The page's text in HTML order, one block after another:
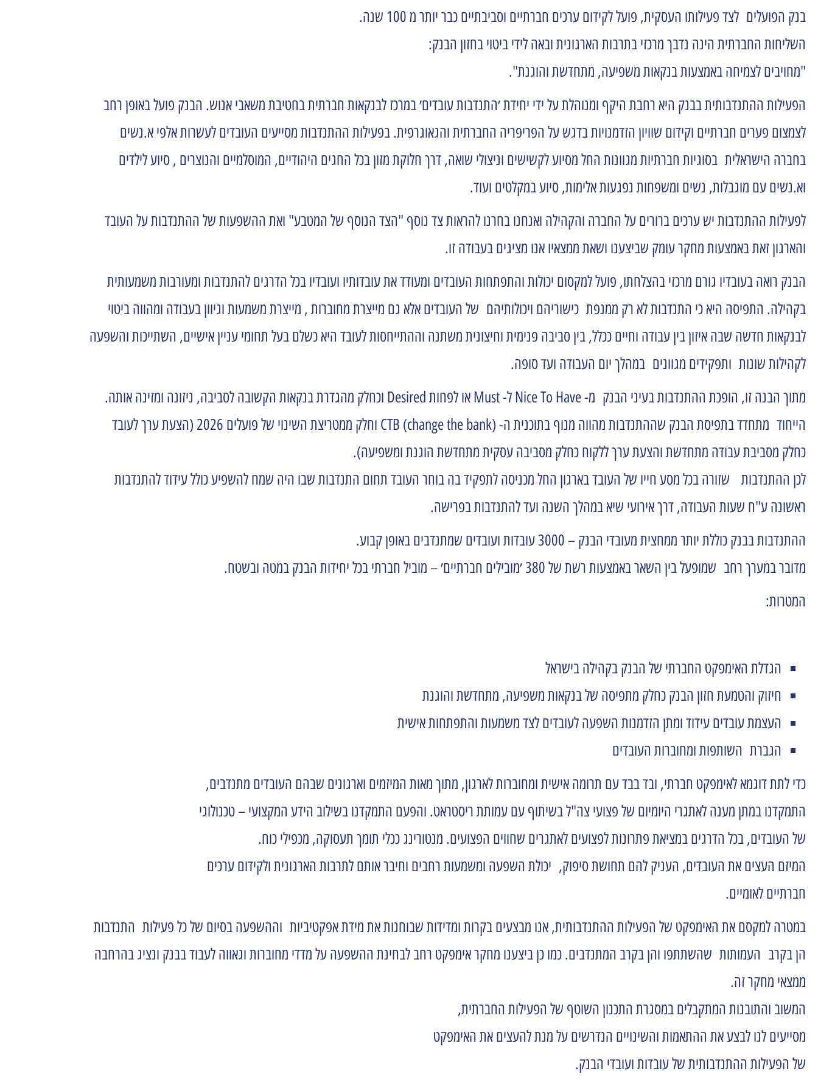
בנק הפועלים לצד פעילותו העסקית, פועל לקידום ערכים חברתיים וסביבתיים כבר יותר מ 100 שנה.
השליחות החברתית הינה נדבך מרכזי בתרבות הארגונית ובאה לידי ביטוי בחזון הבנק:
"מחויבים לצמיחה באמצעות בנקאות משפיעה, מתחדשת והוגנת".
הפעילות ההתנדבותית בבנק היא רחבת היקף ומנוהלת על ידי יחידת ׳התנדבות עובדים׳ במרכז לבנקאות חברתית בחטיבת משאבי אנוש. הבנק פועל באופן רחב
לצמצום פערים חברתיים וקידום שוויון הזדמנויות בדגש על הפריפריה החברתית והגאוגרפית. בפעילות ההתנדבות מסייעים העובדים לעשרות אלפי א.נשים
בחברה הישראלית בסוגיות חברתיות מגוונות החל מסיוע לקשישים וניצולי שואה, דרך חלוקת מזון בכל החגים היהודיים, המוסלמיים והנוצרים , סיוע לילדים
וא.נשים עם מוגבלות, נשים ומשפחות נפגעות אלימות, סיוע במקלטים ועוד.
לפעילות ההתנדבות יש ערכים ברורים על החברה והקהילה ואנחנו בחרנו להראות צד נוסף "הצד הנוסף של המטבע" ואת ההשפעות של ההתנדבות על העובד
והארגון זאת באמצעות מחקר עומק שביצענו ושאת ממצאיו אנו מציגים בעבודה זו.
הבנק רואה בעובדיו גורם מרכזי בהצלחתו, פועל למקסום יכולות והתפתחות העובדים ומעודד את עובדותיו ועובדיו בכל הדרגים להתנדבות ומעורבות משמעותית
בקהילה. התפיסה היא כי התנדבות לא רק ממנפת כישוריהם ויכולותיהם של העובדים אלא גם מייצרת מחוברות , מייצרת משמעות וגיוון בעבודה ומהווה ביטוי
לבנקאות חדשה שבה איזון בין עבודה וחיים ככלל, בין סביבה פנימית וחיצונית משתנה וההתייחסות לעובד היא כשלם בעל תחומי עניין אישיים, השתייכות והשפעה
לקהילות שונות ותפקידים מגוונים במהלך יום העבודה ועד סופה.
מתוך הבנה זו, הופכת ההתנדבות בעיני הבנק מ- Nice To Have ל- Must או לפחות Desired וכחלק מהגדרת בנקאות הקשובה לסביבה, ניזונה ומזינה אותה.
הייחוד מתחדד בתפיסת הבנק שההתנדבות מהווה מנוף בתוכנית ה- (change the bank) CTB וחלק ממטריצת השינוי של פועלים 2026 (הצעת ערך לעובד
כחלק מסביבת עבודה מתחדשת והצעת ערך ללקוח כחלק מסביבה עסקית מתחדשת הוגנת ומשפיעה).
לכן ההתנדבות שזורה בכל מסע חייו של העובד בארגון החל מכניסה לתפקיד בה בוחר העובד תחום התנדבות שבו היה שמח להשפיע כולל עידוד להתנדבות
ראשונה ע"ח שעות העבודה, דרך אירועי שיא במהלך השנה ועד להתנדבות בפרישה.
ההתנדבות בבנק כוללת יותר ממחצית מעובדי הבנק – 3000 עובדות ועובדים שמתנדבים באופן קבוע.
מדובר במערך רחב שמופעל בין השאר באמצעות רשת של 380 ׳מובילים חברתיים׳ – מוביל חברתי בכל יחידות הבנק במטה ובשטח.
המטרות:
הגדלת האימפקט החברתי של הבנק בקהילה בישראל
חיזוק והטמעת חזון הבנק כחלק מתפיסה של בנקאות משפיעה, מתחדשת והוגנת
העצמת עובדים עידוד ומתן הזדמנות השפעה לעובדים לצד משמעות והתפתחות אישית
הגברת השותפות ומחוברות העובדים
כדי לתת דוגמא לאימפקט חברתי, ובד בבד עם תרומה אישית ומחוברות לארגון, מתוך מאות המיזמים וארגונים שבהם העובדים מתנדבים,
התמקדנו במתן מענה לאתגרי היומיום של פצועי צה"ל בשיתוף עם עמותת ריסטראט. והפעם התמקדנו בשילוב הידע המקצועי – טכנולוגי
של העובדים, בכל הדרגים במציאת פתרונות לפצועים לאתגרים שחווים הפצועים. מנטורינג ככלי תומך תעסוקה, מכפילי כוח.
המיזם העצים את העובדים, העניק להם תחושת סיפוק, יכולת השפעה ומשמעות רחבים וחיבר אותם לתרבות הארגונית ולקידום ערכים
חברתיים לאומיים.
במטרה למקסם את האימפקט של הפעילות ההתנדבותית, אנו מבצעים בקרות ומדידות שבוחנות את מידת אפקטיביות וההשפעה בסיום של כל פעילות התנדבות
הן בקרב העמותות שהשתתפו והן בקרב המתנדבים. כמו כן ביצענו מחקר אימפקט רחב לבחינת ההשפעה על מדדי מחוברות וגאווה לעבוד בבנק ונציג בהרחבה
ממצאי מחקר זה.
המשוב והתובנות המתקבלים במסגרת התכנון השוטף של הפעילות החברתית,
מסייעים לנו לבצע את ההתאמות והשינויים הנדרשים על מנת להעצים את האימפקט
של הפעילות ההתנדבותית של עובדות ועובדי הבנק.